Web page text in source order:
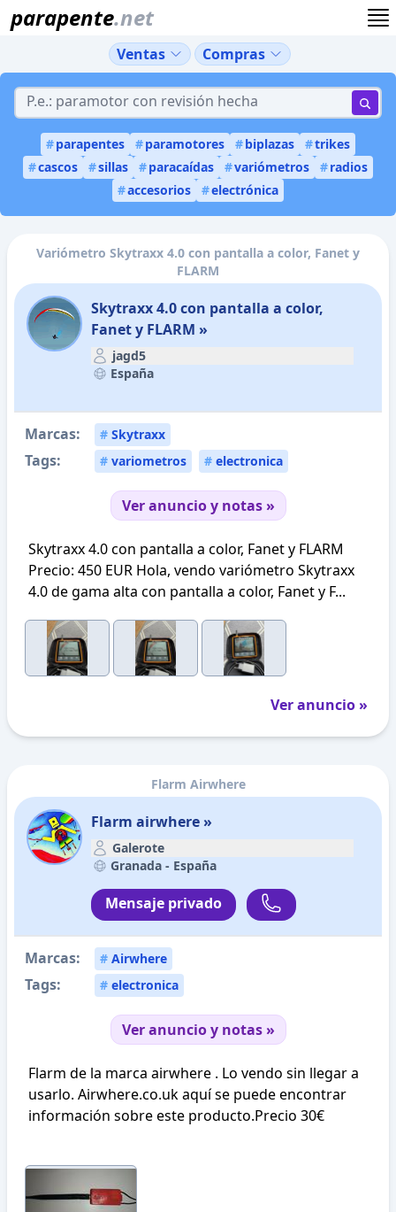
parapente.net
Ventas Compras
#parapentes #paramotores #biplazas #trikes
#cascos #sillas #paracaídas #variómetros #radios
#accesorios #electrónica
Variómetro Skytraxx 4.0 con pantalla a color, Fanet y
FLARM
Skytraxx 4.0 con pantalla a color,
Fanet y FLARM »
jagd5
España
Marcas: # Skytraxx
Tags: # variometros # electronica
Ver anuncio y notas »
Skytraxx 4.0 con pantalla a color, Fanet y FLARM
Precio: 450 EUR Hola, vendo variómetro Skytraxx
4.0 de gama alta con pantalla a color, Fanet y F...
Ver anuncio »
Flarm Airwhere
Flarm airwhere »
Galerote
Granada - España
Mensaje privado
Marcas: # Airwhere
Tags: # electronica
Ver anuncio y notas »
Flarm de la marca airwhere . Lo vendo sin llegar a
usarlo. Airwhere.co.uk aquí se puede encontrar
información sobre este producto.Precio 30€